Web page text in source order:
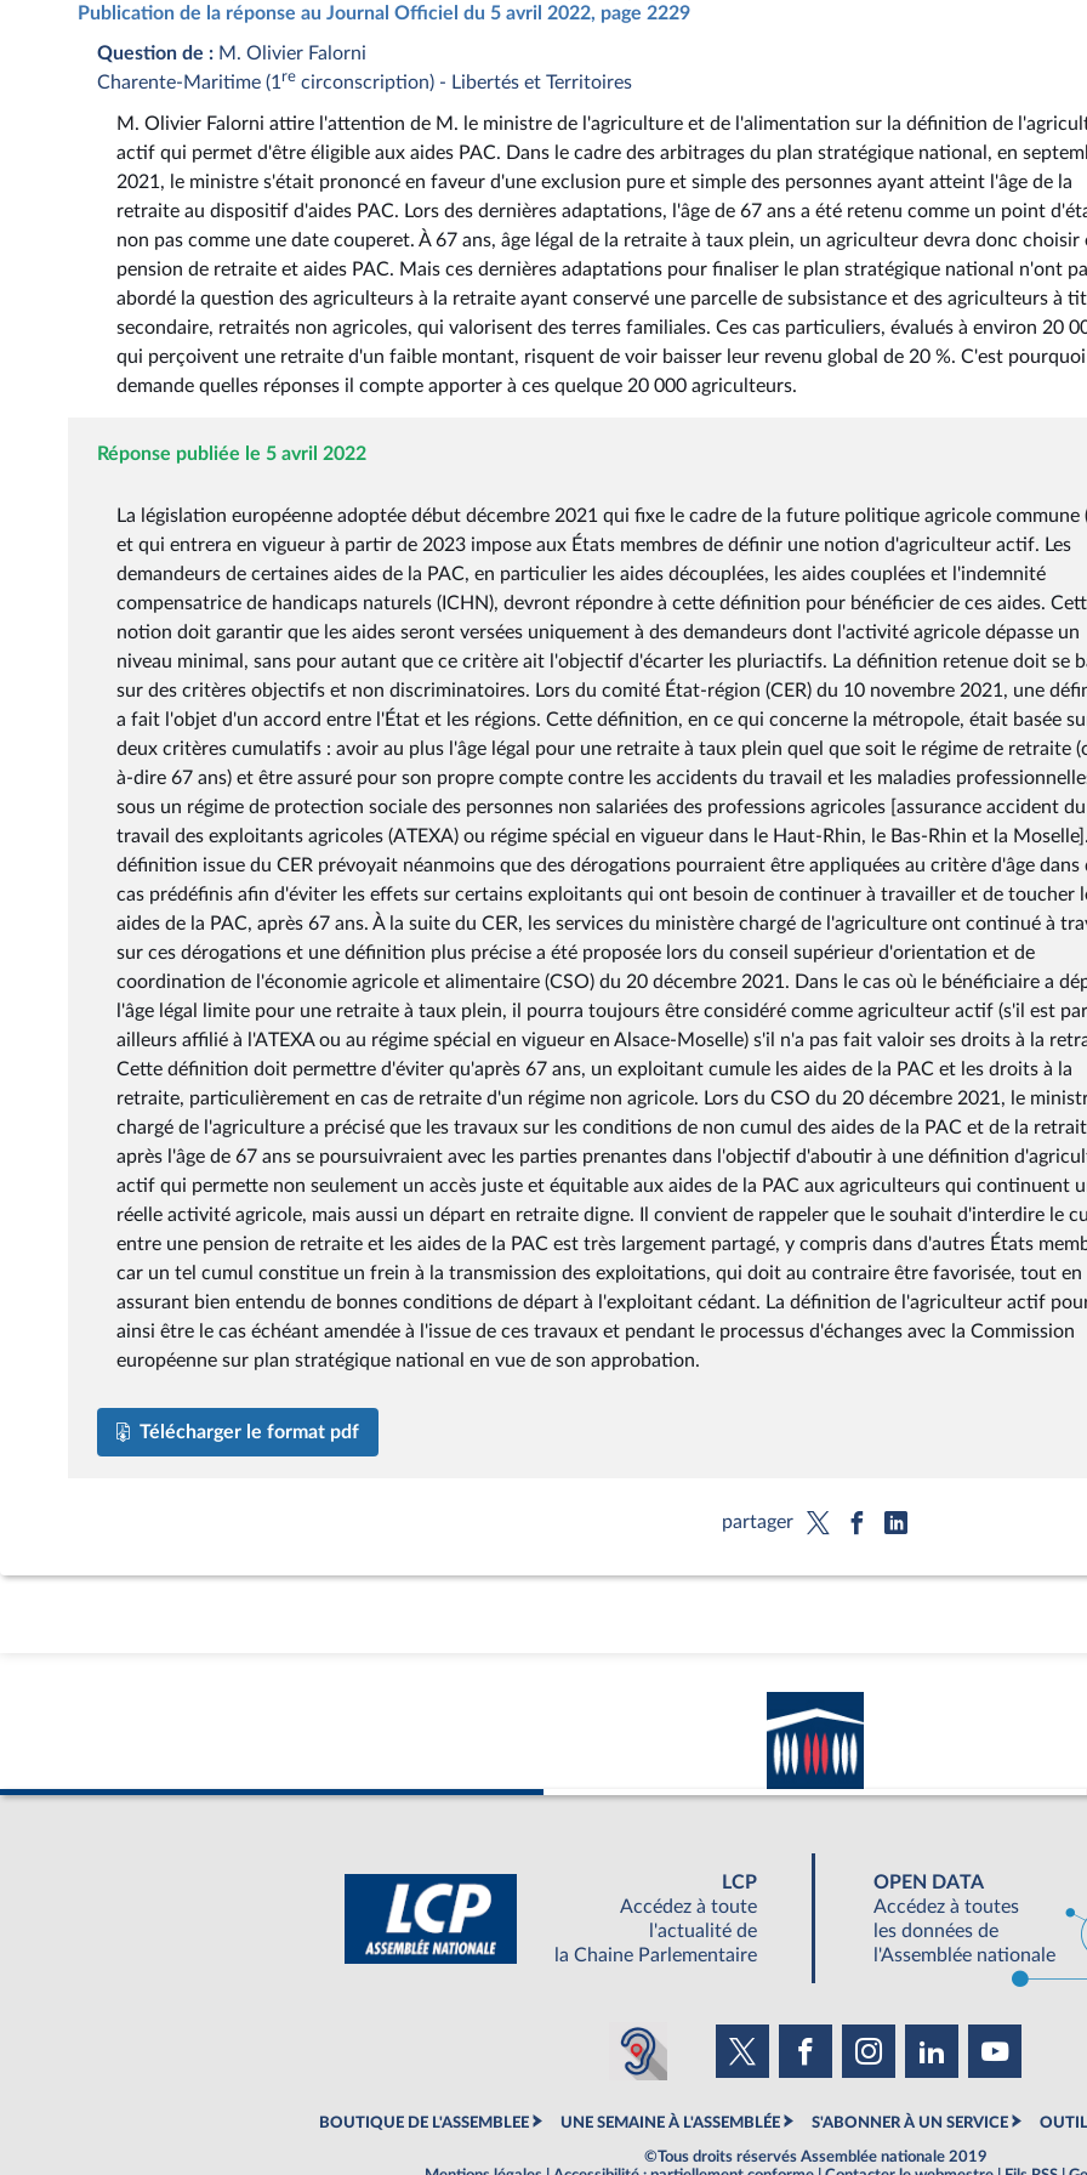
Publication de la réponse au Journal Officiel du 5 avril 2022, page 2229
Question de : M. Olivier Falorni
Charente-Maritime (1 re circonscription) - Libertés et Territoires
M. Olivier Falorni attire l'attention de M. le ministre de l'agriculture et de l'alimentation sur la définition de
actif qui permet d'être éligible aux aides PAC. Dans le cadre des arbitrages du plan stratégique national, en
2021, le ministre s'était prononcé en faveur d'une exclusion pure et simple des personnes ayant atteint l'âge de la
retraite au dispositif d'aides PAC. Lors des dernières adaptations, l'âge de 67 ans a été retenu comme un point
non pas comme une date couperet. À 67 ans, âge légal de la retraite à taux plein, un agriculteur devra donc choisir
pension de retraite et aides PAC. Mais ces dernières adaptations pour finaliser le plan stratégique national n'ont
abordé la question des agriculteurs à la retraite ayant conservé une parcelle de subsistance et des agriculteurs à
secondaire, retraités non agricoles, qui valorisent des terres familiales. Ces cas particuliers, évalués à environ 20
qui perçoivent une retraite d'un faible montant, risquent de voir baisser leur revenu global de 20 %. C'est
demande quelles réponses il compte apporter à ces quelque 20 000 agriculteurs.
Réponse publiée le 5 avril 2022
La législation européenne adoptée début décembre 2021 qui fixe le cadre de la future politique agricole commune
et qui entrera en vigueur à partir de 2023 impose aux États membres de définir une notion d'agriculteur actif. Les
demandeurs de certaines aides de la PAC, en particulier les aides découplées, les aides couplées et l'indemnité
compensatrice de handicaps naturels (ICHN), devront répondre à cette définition pour bénéficier de ces aides.
notion doit garantir que les aides seront versées uniquement à des demandeurs dont l'activité agricole dépasse un
niveau minimal, sans pour autant que ce critère ait l'objectif d'écarter les pluriactifs. La définition retenue doit se
sur des critères objectifs et non discriminatoires. Lors du comité État-région (CER) du 10 novembre 2021, une
a fait l'objet d'un accord entre l'État et les régions. Cette définition, en ce qui concerne la métropole, était basée
deux critères cumulatifs : avoir au plus l'âge légal pour une retraite à taux plein quel que soit le régime de retraite
à-dire 67 ans) et être assuré pour son propre compte contre les accidents du travail et les maladies
sous un régime de protection sociale des personnes non salariées des professions agricoles [assurance accident du
travail des exploitants agricoles (ATEXA) ou régime spécial en vigueur dans le Haut-Rhin, le Bas-Rhin et la
définition issue du CER prévoyait néanmoins que des dérogations pourraient être appliquées au critère d'âge dans
cas prédéfinis afin d'éviter les effets sur certains exploitants qui ont besoin de continuer à travailler et de toucher
aides de la PAC, après 67 ans. À la suite du CER, les services du ministère chargé de l'agriculture ont continué à
sur ces dérogations et une définition plus précise a été proposée lors du conseil supérieur d'orientation et de
coordination de l'économie agricole et alimentaire (CSO) du 20 décembre 2021. Dans le cas où le bénéficiaire a
l'âge légal limite pour une retraite à taux plein, il pourra toujours être considéré comme agriculteur actif (s'il est par
ailleurs affilié à l'ATEXA ou au régime spécial en vigueur en Alsace-Moselle) s'il n'a pas fait valoir ses droits à la
Cette définition doit permettre d'éviter qu'après 67 ans, un exploitant cumule les aides de la PAC et les droits à la
retraite, particulièrement en cas de retraite d'un régime non agricole. Lors du CSO du 20 décembre 2021, le
chargé de l'agriculture a précisé que les travaux sur les conditions de non cumul des aides de la PAC et de la
après l'âge de 67 ans se poursuivraient avec les parties prenantes dans l'objectif d'aboutir à une définition
actif qui permette non seulement un accès juste et équitable aux aides de la PAC aux agriculteurs qui continuent
réelle activité agricole, mais aussi un départ en retraite digne. Il convient de rappeler que le souhait d'interdire le
entre une pension de retraite et les aides de la PAC est très largement partagé, y compris dans d'autres États
car un tel cumul constitue un frein à la transmission des exploitations, qui doit au contraire être favorisée, tout en
assurant bien entendu de bonnes conditions de départ à l'exploitant cédant. La définition de l'agriculteur actif
ainsi être le cas échéant amendée à l'issue de ces travaux et pendant le processus d'échanges avec la Commission
européenne sur plan stratégique national en vue de son approbation.
Télécharger le format pdf
partager
LCP
Accédez à toute
l'actualité de
la Chaine Parlementaire
OPEN DATA
Accédez à toutes
les données de
l'Assemblée nationale
BOUTIQUE DE L'ASSEMBLEE UNE SEMAINE À L'ASSEMBLÉE S'ABONNER À UN SERVICE
©Tous droits réservés Assemblée nationale 2019